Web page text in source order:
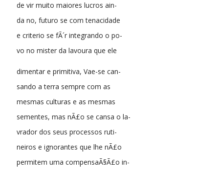
de vir muito maiores lucros ain-
da no, futuro se com tenacidade
e criterio se fÃ´r integrando o po-
vo no mister da lavoura que ele
dimentar e primitiva, Vae-se can-
sando a terra sempre com as
mesmas culturas e as mesmas
sementes, mas nÃ£o se cansa o la-
vrador dos seus processos ruti-
neiros e ignorantes que lhe nÃ£o
permitem uma compensaÃ§Ã£o in-